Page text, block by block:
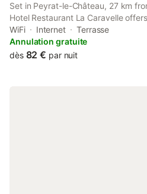
Set in Peyrat-le-Château, 27 km
Hotel Restaurant La Caravelle
garden, free private parking, a
WiFi Internet
Terrasse
Annulation gratuite
dès 82 € par nuit